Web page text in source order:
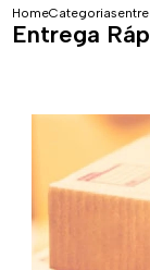
HomeCategorias
Entrega